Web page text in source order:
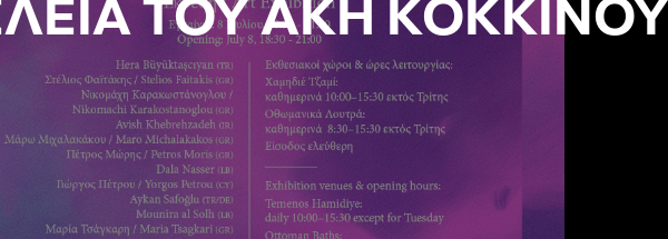
ΤΟΥ ΑΚΗ ΚΟΚΚΙΝΟΥ